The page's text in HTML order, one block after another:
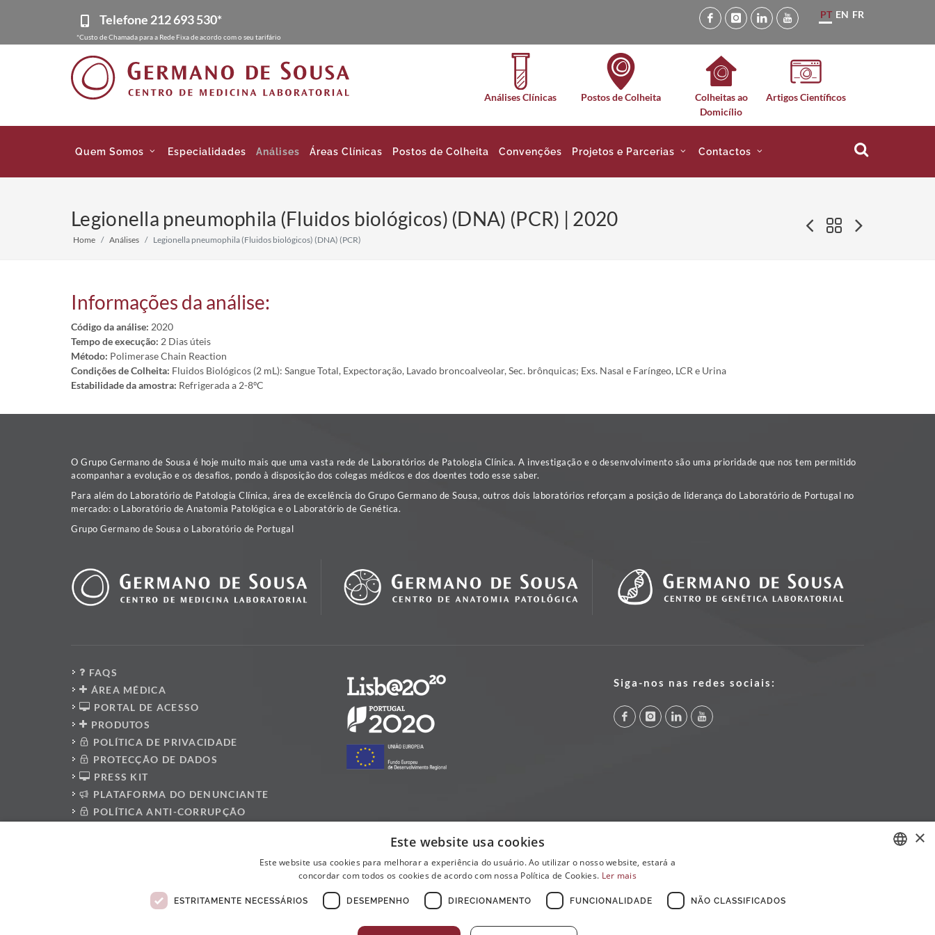
Telefone212 693 530*
*Custo de Chamada para a Rede Fixa de acordo com o seu tarifário
PT EN FR
Análises Clínicas Postos de Colheita
Colheitas ao
Domicílio
Artigos Científicos
Quem Somos Especialidades Análises Áreas Clínicas Postos de Colheita Convenções Projetos e Parcerias Contactos
Legionella pneumophila (Fluidos biológicos) (DNA) (PCR) | 2020
Home Análises Legionella pneumophila (Fluidos biológicos) (DNA) (PCR)
Informações da análise:
Código da análise: 2020
Tempo de execução: 2 Dias úteis
Método: Polimerase Chain Reaction
Condições de Colheita: Fluidos Biológicos (2 mL): Sangue Total, Expectoração, Lavado broncoalveolar, Sec. brônquicas; Exs. Nasal e Faríngeo, LCR e Urina
Estabilidade da amostra: Refrigerada a 2-8ºC
O Grupo Germano de Sousa é hoje muito mais que uma vasta rede de Laboratórios de Patologia Clínica. A investigação e o desenvolvimento são uma prioridade que nos tem permitido
acompanhar a evolução e os desafios, pondo à disposição dos colegas médicos e dos doentes todo esse saber.
Para além do Laboratório de Patologia Clínica, área de excelência do Grupo Germano de Sousa, outros dois laboratórios reforçam a posição de liderança do Laboratório de Portugal no
mercado: o Laboratório de Anatomia Patológica e o Laboratório de Genética.
Grupo Germano de Sousa o Laboratório de Portugal
FAQS
ÁREA MÉDICA
PORTAL DE ACESSO
PRODUTOS
POLÍTICA DE PRIVACIDADE
PROTECÇÃO DE DADOS
PRESS KIT
PLATAFORMA DO DENUNCIANTE
POLÍTICA ANTI-CORRUPÇÃO
Siga-nos nas redes sociais:
×
Este website usa cookies
Este website usa cookies para melhorar a experiência do usuário. Ao utilizar o nosso website, estará a
concordar com todos os cookies de acordo com nossa Política de Cookies. Ler mais
ESTRITAMENTE NECESSÁRIOS DESEMPENHO DIRECIONAMENTO FUNCIONALIDADE NÃO CLASSIFICADOS